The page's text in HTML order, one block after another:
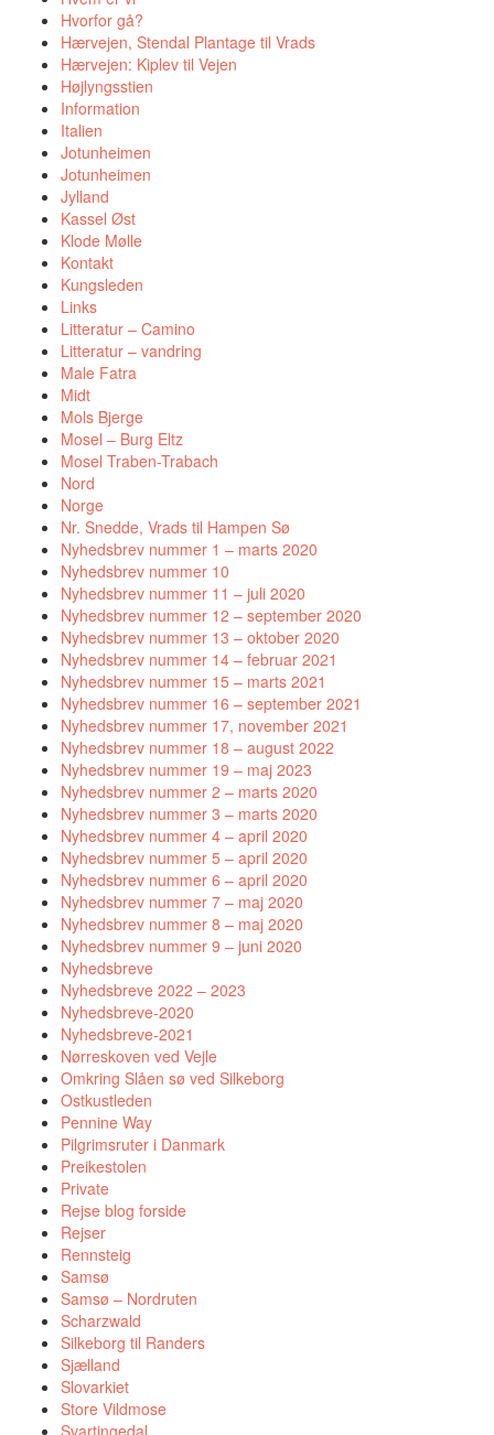
Hvorfor gå?
Hærvejen, Stendal Plantage til Vrads
Hærvejen: Kiplev til Vejen
Højlyngsstien
Information
Italien
Jotunheimen
Jotunheimen
Jylland
Kassel Øst
Klode Mølle
Kontakt
Kungsleden
Links
Litteratur – Camino
Litteratur – vandring
Male Fatra
Midt
Mols Bjerge
Mosel – Burg Eltz
Mosel Traben-Trabach
Nord
Norge
Nr. Snedde, Vrads til Hampen Sø
Nyhedsbrev nummer 1 – marts 2020
Nyhedsbrev nummer 10
Nyhedsbrev nummer 11 – juli 2020
Nyhedsbrev nummer 12 – september 2020
Nyhedsbrev nummer 13 – oktober 2020
Nyhedsbrev nummer 14 – februar 2021
Nyhedsbrev nummer 15 – marts 2021
Nyhedsbrev nummer 16 – september 2021
Nyhedsbrev nummer 17, november 2021
Nyhedsbrev nummer 18 – august 2022
Nyhedsbrev nummer 19 – maj 2023
Nyhedsbrev nummer 2 – marts 2020
Nyhedsbrev nummer 3 – marts 2020
Nyhedsbrev nummer 4 – april 2020
Nyhedsbrev nummer 5 – april 2020
Nyhedsbrev nummer 6 – april 2020
Nyhedsbrev nummer 7 – maj 2020
Nyhedsbrev nummer 8 – maj 2020
Nyhedsbrev nummer 9 – juni 2020
Nyhedsbreve
Nyhedsbreve 2022 – 2023
Nyhedsbreve-2020
Nyhedsbreve-2021
Nørreskoven ved Vejle
Omkring Slåen sø ved Silkeborg
Ostkustleden
Pennine Way
Pilgrimsruter i Danmark
Preikestolen
Private
Rejse blog forside
Rejser
Rennsteig
Samsø
Samsø – Nordruten
Scharzwald
Silkeborg til Randers
Sjælland
Slovarkiet
Store Vildmose
Svartingedal